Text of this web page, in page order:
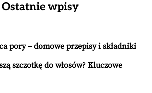
Ostatnie wpisy
pory – domowe przepisy i składniki
szczotkę do włosów? Kluczowe